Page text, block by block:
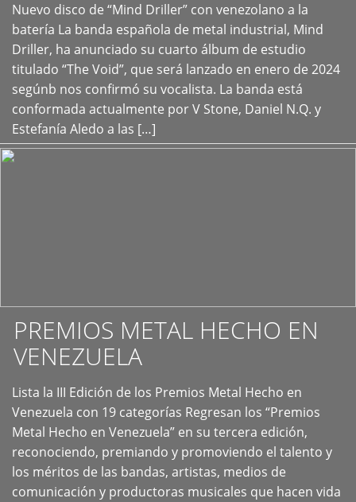
Nuevo disco de “Mind Driller” con venezolano a la
batería La banda española de metal industrial, Mind
Driller, ha anunciado su cuarto álbum de estudio
titulado “The Void”, que será lanzado en enero de 2024
segúnb nos confirmó su vocalista. La banda está
conformada actualmente por V Stone, Daniel N.Q. y
Estefanía Aledo a las […]
+
PREMIOS METAL HECHO EN
VENEZUELA
Lista la III Edición de los Premios Metal Hecho en
Venezuela con 19 categorías Regresan los “Premios
Metal Hecho en Venezuela” en su tercera edición,
reconociendo, premiando y promoviendo el talento y
los méritos de las bandas, artistas, medios de
comunicación y productoras musicales que hacen vida
+